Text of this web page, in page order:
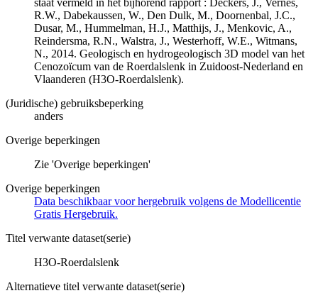
R.W., Dabekaussen, W., Den Dulk, M., Doornenbal, J.C.,
Dusar, M., Hummelman, H.J., Matthijs, J., Menkovic, A.,
Reindersma, R.N., Walstra, J., Westerhoff, W.E., Witmans,
N., 2014. Geologisch en hydrogeologisch 3D model van het
Cenozoïcum van de Roerdalslenk in Zuidoost-Nederland en
Vlaanderen (H3O-Roerdalslenk).
(Juridische) gebruiksbeperking
anders
Overige beperkingen
Zie 'Overige beperkingen'
Overige beperkingen
Data beschikbaar voor hergebruik volgens de Modellicentie
Gratis Hergebruik.
Titel verwante dataset(serie)
H3O-Roerdalslenk
Alternatieve titel verwante dataset(serie)